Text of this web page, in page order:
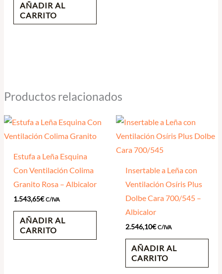
AÑADIR AL
CARRITO
Productos relacionados
Estufa a Leña Esquina
Con Ventilación Colima
Granito Rosa – Albicalor
1.543,65€ C/IVA
AÑADIR AL
CARRITO
Insertable a Leña con
Ventilación Osíris Plus
Dolbe Cara 700/545 –
Albicalor
2.546,10€ C/IVA
AÑADIR AL
CARRITO